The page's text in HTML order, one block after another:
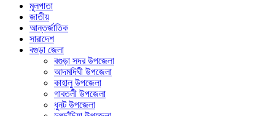
মূলপাতা
জাতীয়
আন্তর্জাতিক
সারাদেশ
বগুড়া জেলা
বগুড়া সদর উপজেলা
আদমদিঘী উপজেলা
কাহালু উপজেলা
গাবতলী উপজেলা
ধুনট উপজেলা